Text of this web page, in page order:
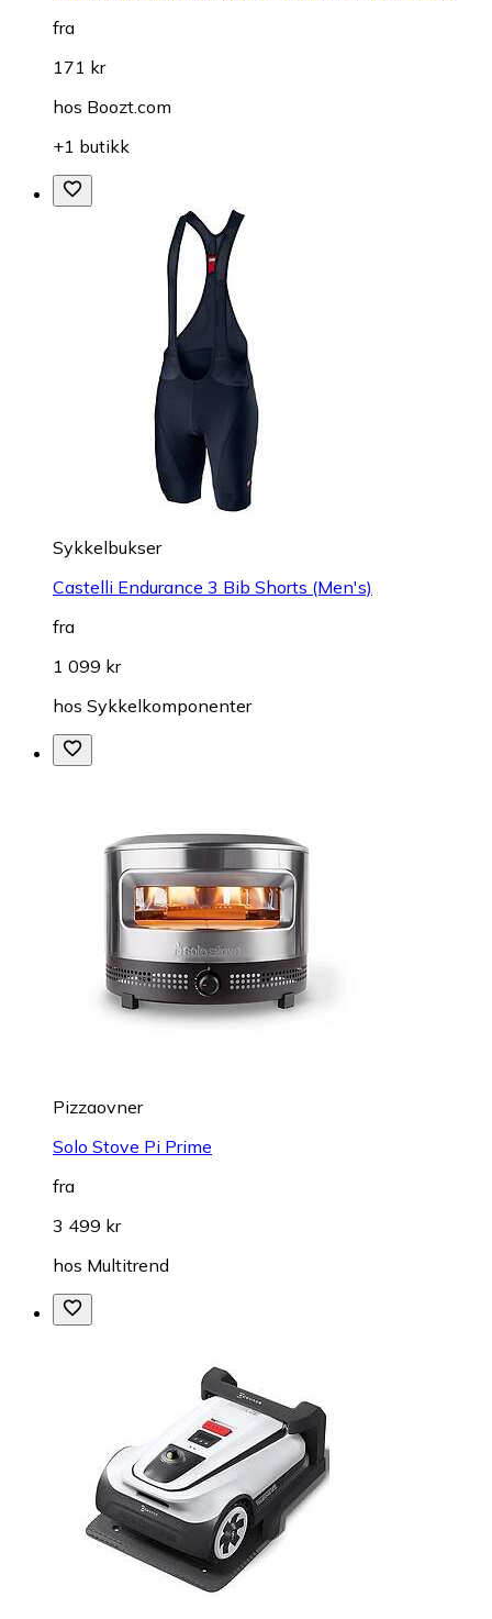
fra
171 kr
hos Boozt.com
+1 butikk
Sykkelbukser
Castelli Endurance 3 Bib Shorts (Men's)
fra
1 099 kr
hos Sykkelkomponenter
Pizzaovner
Solo Stove Pi Prime
fra
3 499 kr
hos Multitrend